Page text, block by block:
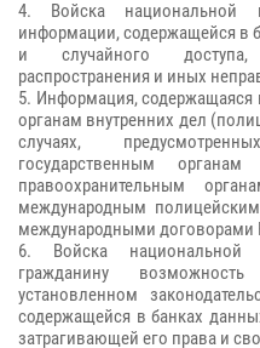
4. Войска национальной
информации, содержащейся в
и случайного доступа,
распространения и иных
5. Информация, содержащаяся
органам внутренних дел
случаях,
государственным
правоохранительным
международным
международными договорами
6. Войска национальной
гражданину
установленном
содержащейся в банках
затрагивающей его права и